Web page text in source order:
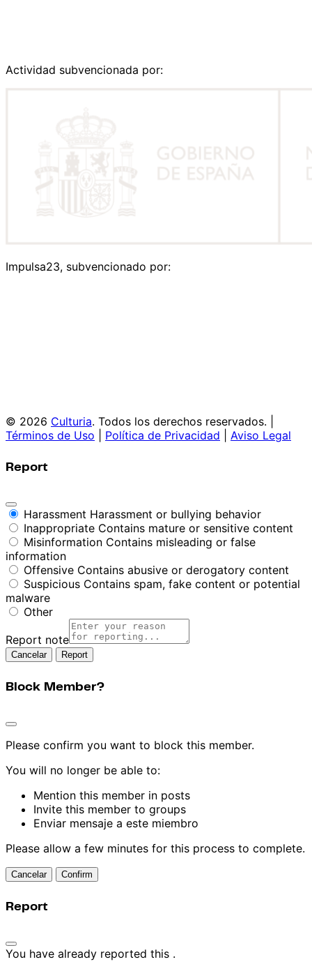
Actividad subvencionada por:
Impulsa23, subvencionado por:
© 2026 Culturia. Todos los derechos reservados. |
Términos de Uso
Política de Privacidad Aviso Legal
Report
Harassment Harassment or bullying behavior
Inappropriate Contains mature or sensitive content
Misinformation Contains misleading or false
information
Offensive Contains abusive or derogatory content
Suspicious Contains spam, fake content or potential
malware
Other
Report note
Report
Block Member?
Please confirm you want to block this member.
You will no longer be able to:
Mention this member in posts
Invite this member to groups
Enviar mensaje a este miembro
Please allow a few minutes for this process to complete.
Confirm
Report
You have already reported this .